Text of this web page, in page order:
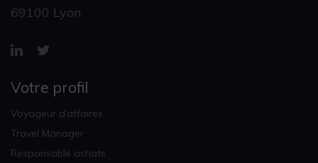
69100 Lyon
Votre profil
Voyageur d’affaires
Travel Manager
Responsable achats